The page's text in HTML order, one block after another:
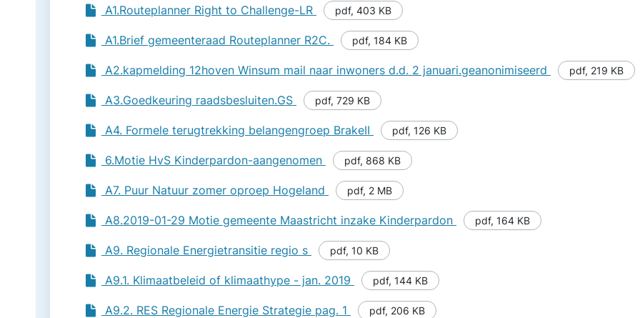
A1.Routeplanner Right to Challenge-LR pdf, 403 KB
A1.Brief gemeente­raad Routeplanner R2C. pdf, 184 KB
A2.kapmelding 12hoven Winsum mail naar inwoners d.d. 2 januari.geanonimiseerd pdf, 219 KB
A3.Goedkeuring raadsbesluiten.GS pdf, 729 KB
A4. Formele terugtrekking belangengroep BrakeII pdf, 126 KB
6.Motie HvS Kinderpardon-aangenomen pdf, 868 KB
A7. Puur Natuur zomer oproep Hogeland pdf, 2 MB
A8.2019-01-29 Motie gemeente Maastricht inzake Kinderpardon pdf, 164 KB
A9. Regionale Energietransitie regio s pdf, 10 KB
A9.1. Klimaatbeleid of klimaathype - jan. 2019 pdf, 144 KB
A9.2. RES Regionale Energie Strategie pag. 1 pdf, 206 KB